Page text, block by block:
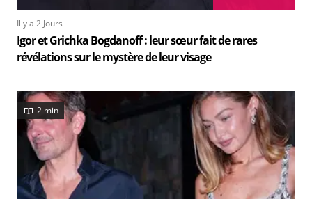
Il y a 2 Jours
Igor et Grichka Bogdanoff : leur sœur fait de rares
révélations sur le mystère de leur visage
2 min